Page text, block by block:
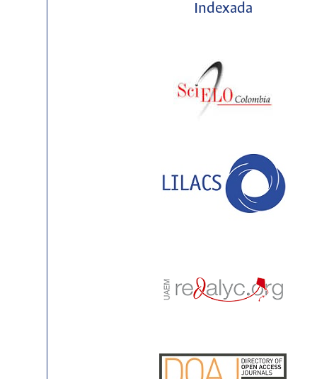
Indexada